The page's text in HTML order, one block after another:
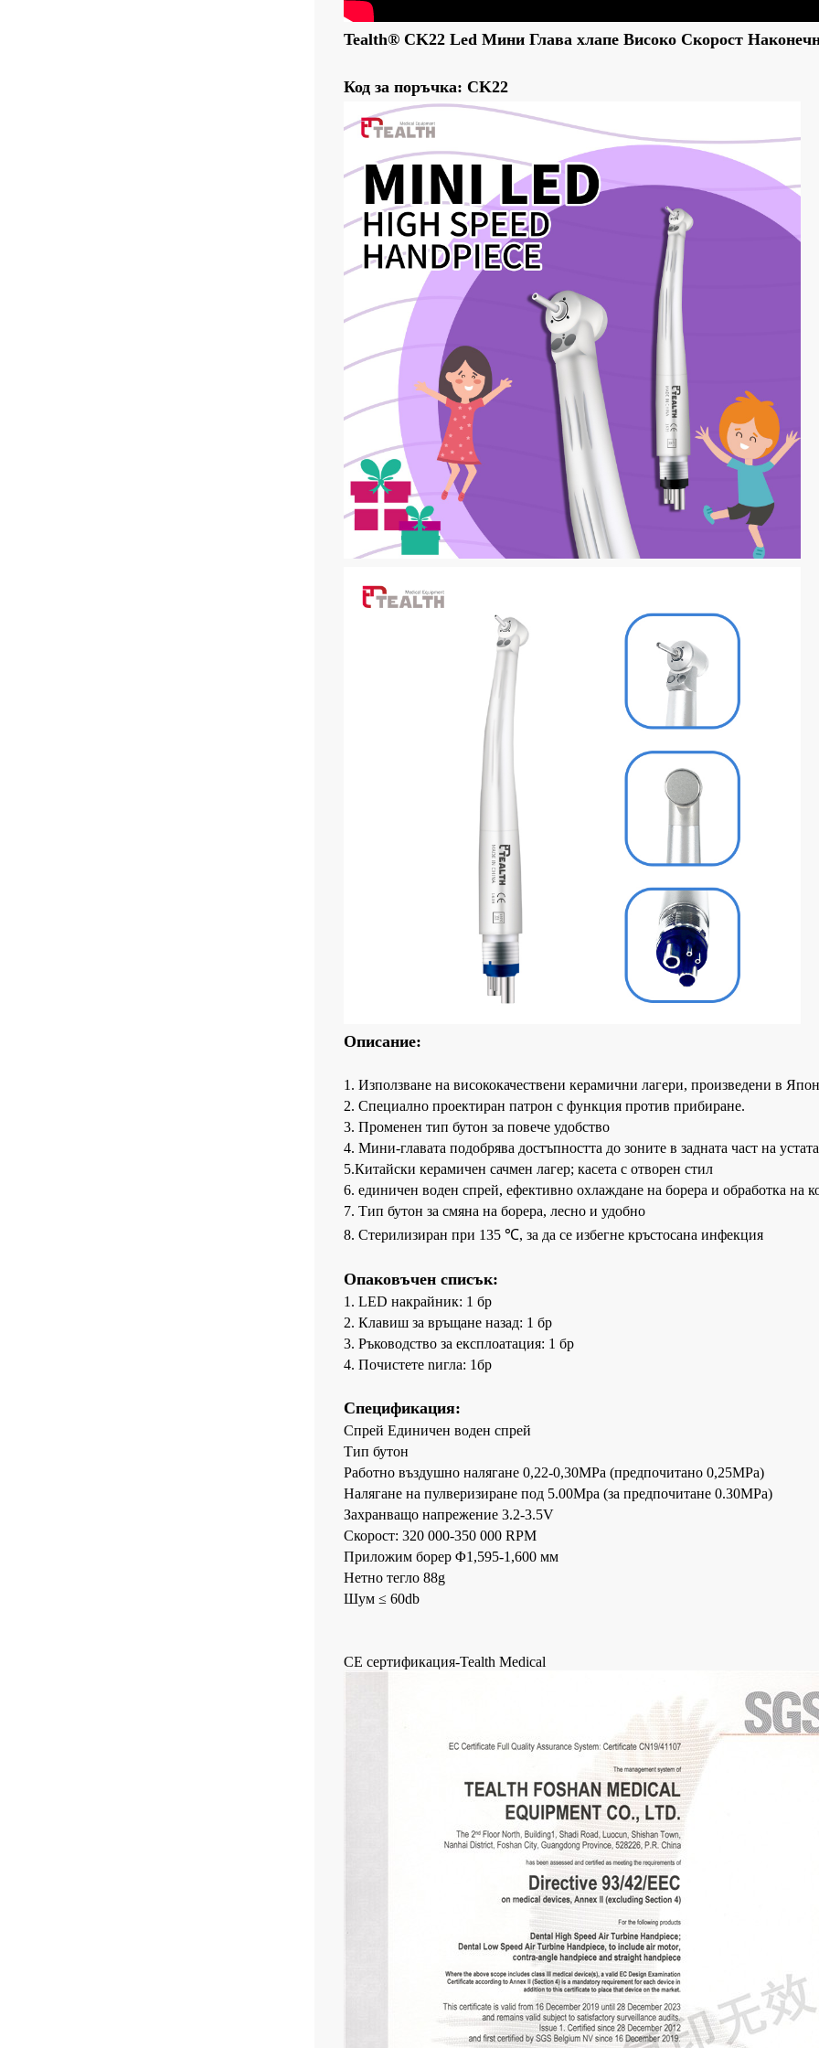
Tealth® CK22 Led Мини Глава хлапе Високо Скорост
Код за поръчка: CK22
Описание:
1. Използване на висококачествени керамични лагери, произведени в
2. Специално проектиран патрон с функция против прибиране.
3. Променен тип бутон за повече удобство
4. Мини-главата подобрява достъпността до зоните в задната част на устата
5.Китайски керамичен сачмен лагер; касета с отворен стил
6. единичен воден спрей, ефективно охлаждане на борера и обработка на
7. Тип бутон за смяна на борера, лесно и удобно
8. Стерилизиран при 135 ℃, за да се избегне кръстосана инфекция
Опаковъчен списък:
1. LED накрайник: 1 бр
2. Клавиш за връщане назад: 1 бр
3. Ръководство за експлоатация: 1 бр
4. Почистете nигла: 1бр
Спецификация:
Спрей Единичен воден спрей
Тип бутон
Работно въздушно налягане 0,22-0,30MPa (предпочитано 0,25MPa)
Налягане на пулверизиране под 5.00Mpa (за предпочитане 0.30MPa)
Захранващо напрежение 3.2-3.5V
Скорост: 320 000-350 000 RPM
Приложим борер Φ1,595-1,600 мм
Нетно тегло 88g
Шум ≤ 60db
CE сертификация-Tealth Medical